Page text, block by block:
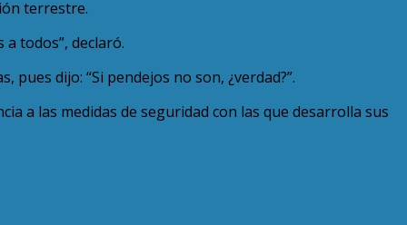
terrestre.
todos”, declaró.
dijo: “Si pendejos no son, ¿verdad?”.
a las medidas de seguridad con las que desarrolla sus